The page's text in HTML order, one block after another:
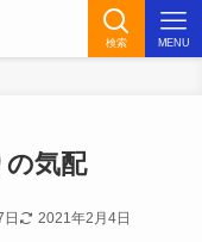
検索 MENU
気配
2021年2月4日